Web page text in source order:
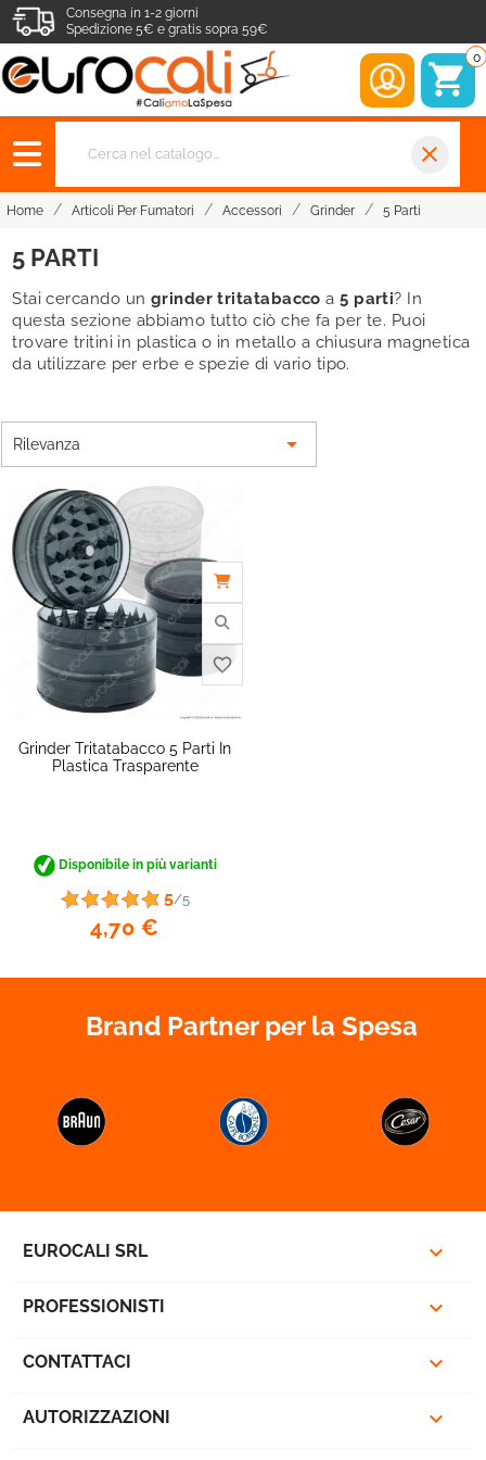
Consegna in 1-2 giorni
Spedizione 5€ e gratis sopra 59€
0
close
Home Articoli Per Fumatori Accessori Grinder 5 Parti
5 PARTI
Stai cercando un grinder tritatabaccoa 5 parti? In
questa sezione abbiamo tutto ciò che fa per te. Puoi
trovare tritini in plastica o in metallo a chiusura magnetica
da utilizzare per erbe e spezie di vario tipo.
Rilevanza 
Grinder Tritatabacco 5 Parti In
Plastica Trasparente
Disponibile in più varianti
5/5
4,70 €
Brand Partner per la Spesa
EUROCALI SRL 
PROFESSIONISTI 
CONTATTACI 
AUTORIZZAZIONI 